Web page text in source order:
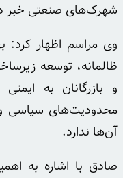
شهرک‌های صنعتی خبر
وی مراسم اظهار کرد:
ظالمانه، توسعه
و بازرگانان به
محدودیت‌های سیاسی و
آن‌ها ندارد.
صادق با اشاره به